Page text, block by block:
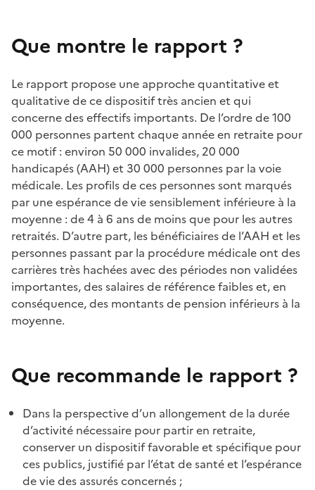
Que montre le rapport ?
Le rapport propose une approche quantitative et
qualitative de ce dispositif très ancien et qui
concerne des effectifs importants. De l’ordre de 100
000 personnes partent chaque année en retraite pour
ce motif : environ 50 000 invalides, 20 000
handicapés (AAH) et 30 000 personnes par la voie
médicale. Les profils de ces personnes sont marqués
par une espérance de vie sensiblement inférieure à la
moyenne : de 4 à 6 ans de moins que pour les autres
retraités. D’autre part, les bénéficiaires de l’AAH et les
personnes passant par la procédure médicale ont des
carrières très hachées avec des périodes non validées
importantes, des salaires de référence faibles et, en
conséquence, des montants de pension inférieurs à la
moyenne.
Que recommande le rapport ?
Dans la perspective d’un allongement de la durée
d’activité nécessaire pour partir en retraite,
conserver un dispositif favorable et spécifique pour
ces publics, justifié par l’état de santé et l’espérance
de vie des assurés concernés ;